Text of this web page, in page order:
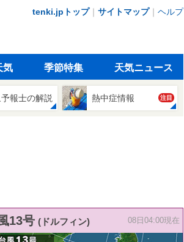
tenki.jpトップ｜ サイトマップ｜ ヘルプ
気 季節特集 天気ニュース
報士の解説 熱中症情報 注目
13号 (ドルフィン) 08日04:00現在